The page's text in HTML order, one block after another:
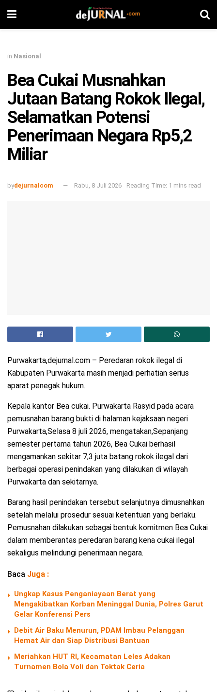
in Nasional
Bea Cukai Musnahkan
Jutaan Batang Rokok Ilegal,
Selamatkan Potensi
Penerimaan Negara Rp5,2
Miliar
bydejurnalcom Rabu, 8 Juli 2026 Reading Time: 1 mins read
Purwakarta,dejurnal.com – Peredaran rokok ilegal di
Kabupaten Purwakarta masih menjadi perhatian serius
aparat penegak hukum.
Kepala kantor Bea cukai. Purwakarta Rasyid pada acara
pemusnahan barang bukti di halaman kejaksaan negeri
Purwakarta,Selasa 8 juli 2026, mengatakan,Sepanjang
semester pertama tahun 2026, Bea Cukai berhasil
mengamankan sekitar 7,3 juta batang rokok ilegal dari
berbagai operasi penindakan yang dilakukan di wilayah
Purwakarta dan sekitarnya.
Barang hasil penindakan tersebut selanjutnya dimusnahkan
setelah melalui prosedur sesuai ketentuan yang berlaku.
Pemusnahan dilakukan sebagai bentuk komitmen Bea Cukai
dalam memberantas peredaran barang kena cukai ilegal
sekaligus melindungi penerimaan negara.
Baca Juga :
Ungkap Kasus Penganiayaan Berat yang
Mengakibatkan Korban Meninggal Dunia, Polres Garut
Gelar Konferensi Pers
Debit Air Baku Menurun, PDAM Imbau Pelanggan
Hemat Air dan Siap Distribusi Bantuan
Meriahkan HUT RI, Kecamatan Leles Adakan
Turnamen Bola Voli dan Toktak Ceria